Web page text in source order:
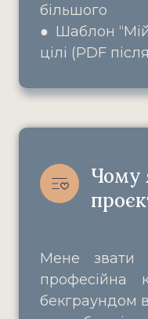
більшого
● Шаблон
цілі (PDF
Чому
Мене звати
професійна
бекграундом